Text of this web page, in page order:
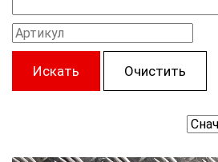
Искать Очистить